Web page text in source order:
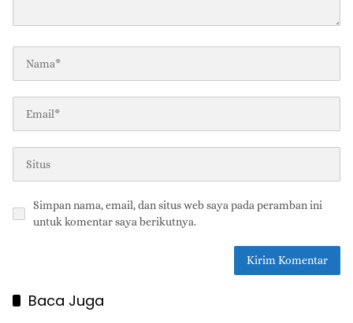
Simpan nama, email, dan situs web saya pada peramban ini
untuk komentar saya berikutnya.
Baca Juga